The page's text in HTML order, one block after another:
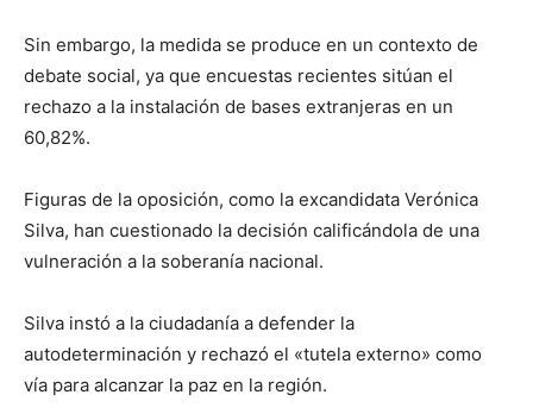
Sin embargo, la medida se produce en un contexto de
debate social, ya que encuestas recientes sitúan el
rechazo a la instalación de bases extranjeras en un
60,82%.
Figuras de la oposición, como la excandidata Verónica
Silva, han cuestionado la decisión calificándola de una
vulneración a la soberanía nacional.
Silva instó a la ciudadanía a defender la
autodeterminación y rechazó el «tutela externo» como
vía para alcanzar la paz en la región.